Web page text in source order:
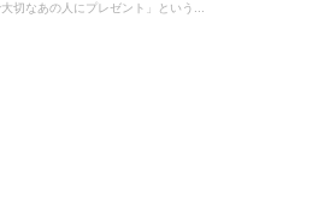
大切なあの人にプレゼント」という...